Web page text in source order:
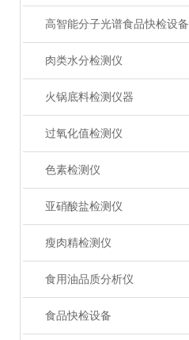
高智能分子光谱食品快检设备
肉类水分检测仪
火锅底料检测仪器
过氧化值检测仪
色素检测仪
亚硝酸盐检测仪
瘦肉精检测仪
食用油品质分析仪
食品快检设备